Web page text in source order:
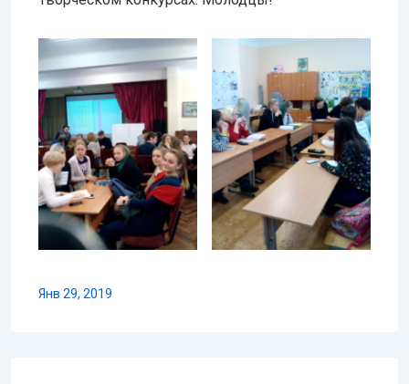
Янв 29, 2019